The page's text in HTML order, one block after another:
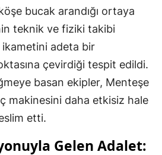
bucak arandığı ortaya
teknik ve fiziki takibi
ikametini adeta bir
çevirdiği tespit edildi.
basan ekipler, Menteşe
makinesini daha etkisiz hale
etti.
Gelen Adalet: